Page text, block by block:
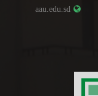
aau.edu.sd